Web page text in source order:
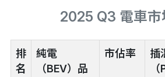
2025 Q3 電車市
排
名
純電
（BEV）品
市佔率
插